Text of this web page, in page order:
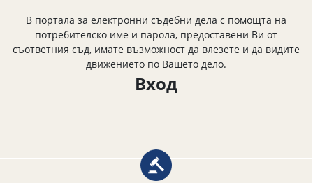
В портала за електронни съдебни дела с помощта на
потребителско име и парола, предоставени Ви от
съответния съд, имате възможност да влезете и да видите
движението по Вашето дело.
Вход